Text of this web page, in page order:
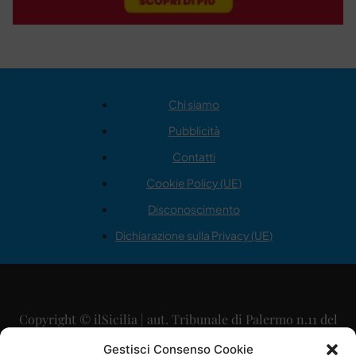
Gestisci Consenso Cookie
Chi siamo
Pubblicità
Contatti
Cookie Policy (UE)
Disconoscimento
Dichiarazione sulla Privacy (UE)
Copyright © ilSicilia | aut. Tribunale di Palermo n.11 del
29/09/2015